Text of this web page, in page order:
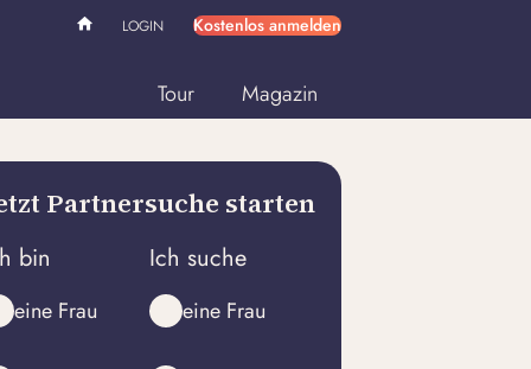
LOGIN Kostenlos anmelden
Tour Magazin
Partnersuche starten
bin
eine Frau
Ich suche
eine Frau